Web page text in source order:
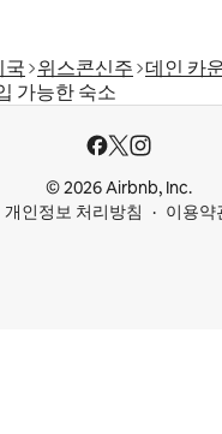
국 위스콘신주 데인 카
가능한 숙소
© 2026 Airbnb, Inc.
개인정보 처리방침
이용약